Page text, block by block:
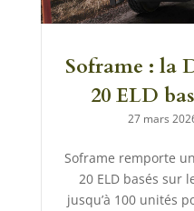
Soframe : la
20 ELD
27 mars
Soframe remporte
20 ELD basés sur
jusqu’à 100 unités